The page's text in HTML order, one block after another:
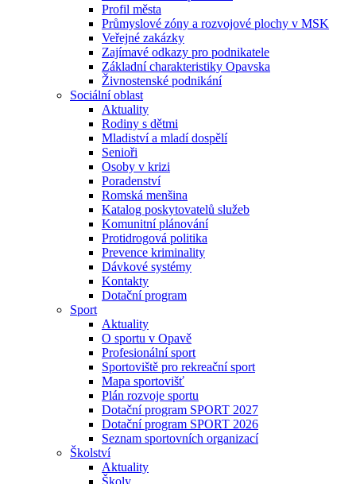
Profil města
Průmyslové zóny a rozvojové plochy v MSK
Veřejné zakázky
Zajímavé odkazy pro podnikatele
Základní charakteristiky Opavska
Živnostenské podnikání
Sociální oblast
Aktuality
Rodiny s dětmi
Mladiství a mladí dospělí
Senioři
Osoby v krizi
Poradenství
Romská menšina
Katalog poskytovatelů služeb
Komunitní plánování
Protidrogová politika
Prevence kriminality
Dávkové systémy
Kontakty
Dotační program
Sport
Aktuality
O sportu v Opavě
Profesionální sport
Sportoviště pro rekreační sport
Mapa sportovišť
Plán rozvoje sportu
Dotační program SPORT 2027
Dotační program SPORT 2026
Seznam sportovních organizací
Školství
Aktuality